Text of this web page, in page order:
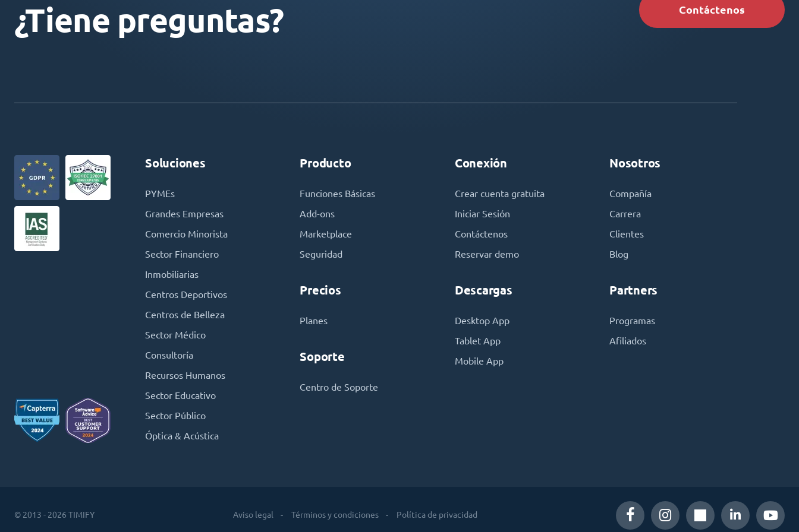
¿Tiene preguntas? Contáctenos
Soluciones
PYMEs
Grandes Empresas
Comercio Minorista
Sector Financiero
Inmobiliarias
Centros Deportivos
Centros de Belleza
Sector Médico
Consultoría
Recursos Humanos
Sector Educativo
Sector Público
Óptica & Acústica
Producto
Funciones Básicas
Add-ons
Marketplace
Seguridad
Precios
Planes
Soporte
Centro de Soporte
Conexión
Crear cuenta gratuita
Iniciar Sesión
Contáctenos
Reservar demo
Descargas
Desktop App
Tablet App
Mobile App
Nosotros
Compañía
Carrera
Clientes
Blog
Partners
Programas
Afiliados
© 2013 - 2026 TIMIFY Aviso legal Términos y condiciones Política de privacidad